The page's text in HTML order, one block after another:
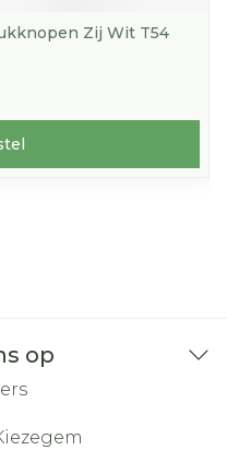
Zij Wit T54
op